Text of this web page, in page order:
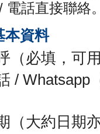
話直接聯絡。
本資料
（必填，可用
/ Whatsapp
（大約日期亦